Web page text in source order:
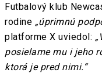
Futbalový klub
rodine „úprimnú
platforme X uviedol:
posielame mu i jeho
ktorá je pred nimi.“